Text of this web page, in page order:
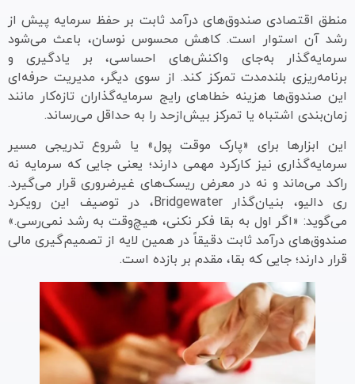
منطق اقتصادی صندوق‌های درآمد ثابت بر حفظ سرمایه پیش از
رشد آن استوار است. کاهش محسوس نوسان، باعث می‌شود
سرمایه‌گذار به‌جای واکنش‌های احساسی، بر یادگیری و
برنامه‌ریزی بلندمدت تمرکز کند. از سوی دیگر، مدیریت حرفه‌ای
این صندوق‌ها هزینه خطاهای رایج سرمایه‌گذاران تازه‌کار مانند
زمان‌بندی اشتباه یا تمرکز بیش‌ازحد را به حداقل می‌رساند.
این ابزارها برای «پارک موقت پول» یا شروع تدریجی مسیر
سرمایه‌گذاری نیز کارکرد مهمی دارند؛ یعنی جایی که سرمایه نه
راکد می‌ماند و نه در معرض ریسک‌های غیرضروری قرار می‌گیرد.
ری دالیو، بنیان‌گذار Bridgewater، در توصیف این رویکرد
می‌گوید: «اگر اول به بقا فکر نکنی، هیچ‌وقت به رشد نمی‌رسی.»
صندوق‌های درآمد ثابت دقیقاً در همین لایه از تصمیم‌گیری مالی
قرار دارند؛ جایی که بقا، مقدم بر بازده است.